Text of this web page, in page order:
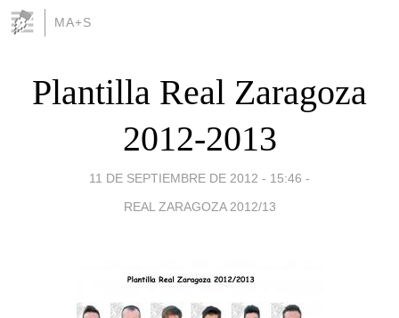
MA+S
Plantilla Real Zaragoza
2012-2013
11 DE SEPTIEMBRE DE 2012 - 15:46 -
REAL ZARAGOZA 2012/13